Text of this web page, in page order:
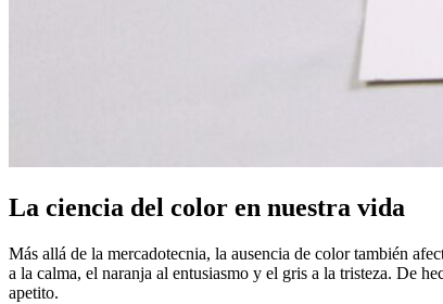
La ciencia del color en nuestra vida
Más allá de la mercadotecnia, la ausencia de color también
a la calma, el naranja al entusiasmo y el gris a la tristeza. De
apetito.